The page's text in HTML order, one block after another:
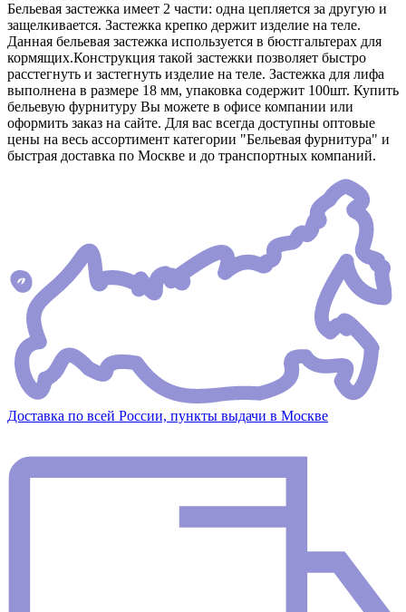
Бельевая застежка имеет 2 части: одна цепляется за другую и
защелкивается. Застежка крепко держит изделие на теле.
Данная бельевая застежка используется в бюстгальтерах для
кормящих.Конструкция такой застежки позволяет быстро
расстегнуть и застегнуть изделие на теле. Застежка для лифа
выполнена в размере 18 мм, упаковка содержит 100шт. Купить
бельевую фурнитуру Вы можете в офисе компании или
оформить заказ на сайте. Для вас всегда доступны оптовые
цены на весь ассортимент категории "Бельевая фурнитура" и
быстрая доставка по Москве и до транспортных компаний.
Доставка по всей России, пункты выдачи в Москве